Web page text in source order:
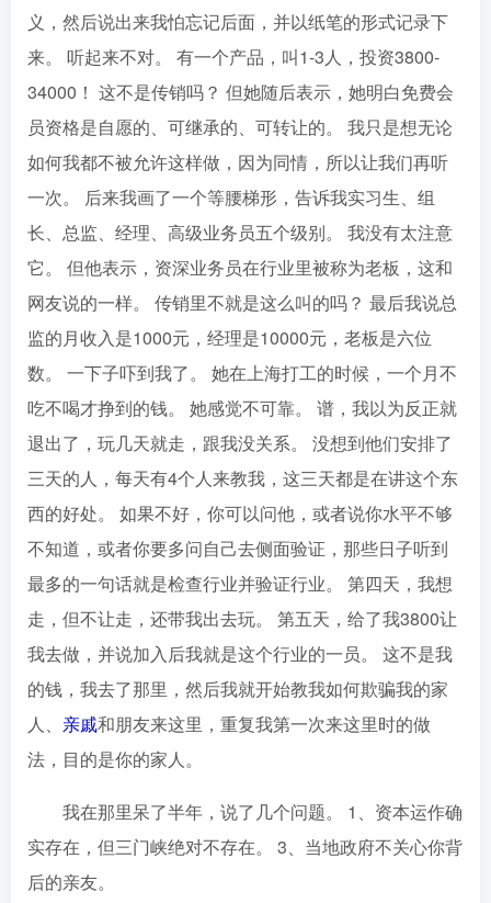
义，然后说出来我怕忘记后面，并以纸笔的形式记录下
来。 听起来不对。 有一个产品，叫1-3人，投资3800-
34000！ 这不是传销吗？ 但她随后表示，她明白免费会
员资格是自愿的、可继承的、可转让的。 我只是想无论
如何我都不被允许这样做，因为同情，所以让我们再听
一次。 后来我画了一个等腰梯形，告诉我实习生、组
长、总监、经理、高级业务员五个级别。 我没有太注意
它。 但他表示，资深业务员在行业里被称为老板，这和
网友说的一样。 传销里不就是这么叫的吗？ 最后我说总
监的月收入是1000元，经理是10000元，老板是六位
数。 一下子吓到我了。 她在上海打工的时候，一个月不
吃不喝才挣到的钱。 她感觉不可靠。 谱，我以为反正就
退出了，玩几天就走，跟我没关系。 没想到他们安排了
三天的人，每天有4个人来教我，这三天都是在讲这个东
西的好处。 如果不好，你可以问他，或者说你水平不够
不知道，或者你要多问自己去侧面验证，那些日子听到
最多的一句话就是检查行业并验证行业。 第四天，我想
走，但不让走，还带我出去玩。 第五天，给了我3800让
我去做，并说加入后我就是这个行业的一员。 这不是我
的钱，我去了那里，然后我就开始教我如何欺骗我的家
人、 亲戚和朋友来这里，重复我第一次来这里时的做
法，目的是你的家人。
我在那里呆了半年，说了几个问题。 1、资本运作确
实存在，但三门峡绝对不存在。 3、当地政府不关心你背
后的亲友。